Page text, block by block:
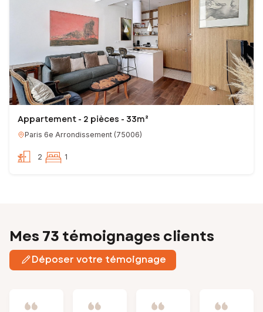
Appartement - 2 pièces - 33m²
Paris 6e Arrondissement (75006)
2 1
Mes 73 témoignages clients
Déposer votre témoignage